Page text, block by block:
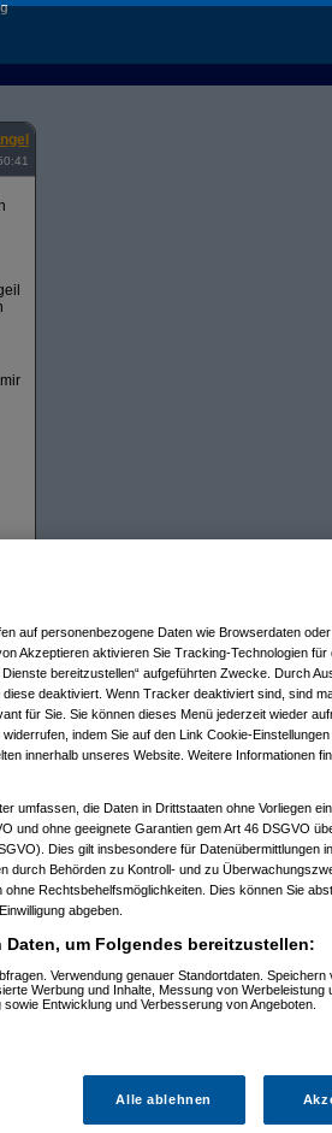
auf personenbezogene Daten wie Browserdaten
Akzeptieren aktivieren Sie Tracking-Technologien für
bereitzustellen“ aufgeführten Zwecke. Durch
deaktiviert. Wenn Tracker deaktiviert sind, sind
für Sie. Sie können dieses Menü jederzeit wieder
indem Sie auf den Link Cookie-
innerhalb unseres Website. Weitere Informationen
umfassen, die Daten in Drittstaaten ohne Vorliegen
und ohne geeignete Garantien gem Art 46 DSGVO
Dies gilt insbesondere für Datenübermittlungen
durch Behörden zu Kontroll- und zu
Rechtsbehelfsmöglichkeiten. Dies können Sie
abgeben.
um Folgendes bereitzustellen:
Verwendung genauer Standortdaten. Speichern
Werbung und Inhalte, Messung von Werbeleistung
Entwicklung und Verbesserung von Angeboten.
Alle ablehnen